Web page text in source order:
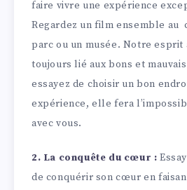
faire vivre une expérience
Regardez un film ensemble au
parc ou un musée. Notre esprit
toujours lié aux bons et
essayez de choisir un bon
expérience, elle fera
avec vous.
2. La conquête du cœur :
de conquérir son cœur en